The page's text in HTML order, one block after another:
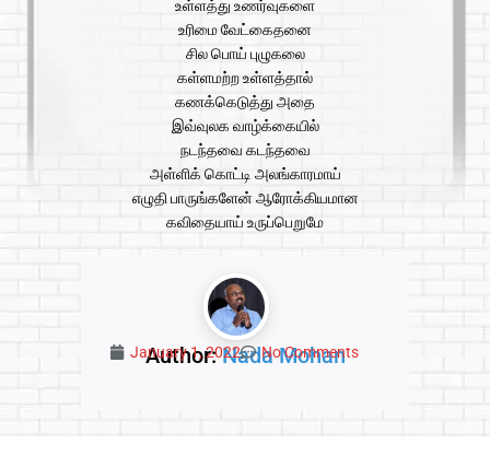
உள்ளத்து உணர்வுகளை
உரிமை வேட்கைதனை
சில பொய் புழுகலை
கள்ளமற்ற உள்ளத்தால்
கணக்கெடுத்து அதை
இவ்வுலக வாழ்க்கையில்
நடந்தவை கடந்தவை
அள்ளிக் கொட்டி அலங்காரமாய்
எழுதி பாருங்களேன் ஆரோக்கியமான
கவிதையாய் உருப்பெறுமே
Author:Nada Mohan
January 1, 2022 No Comments